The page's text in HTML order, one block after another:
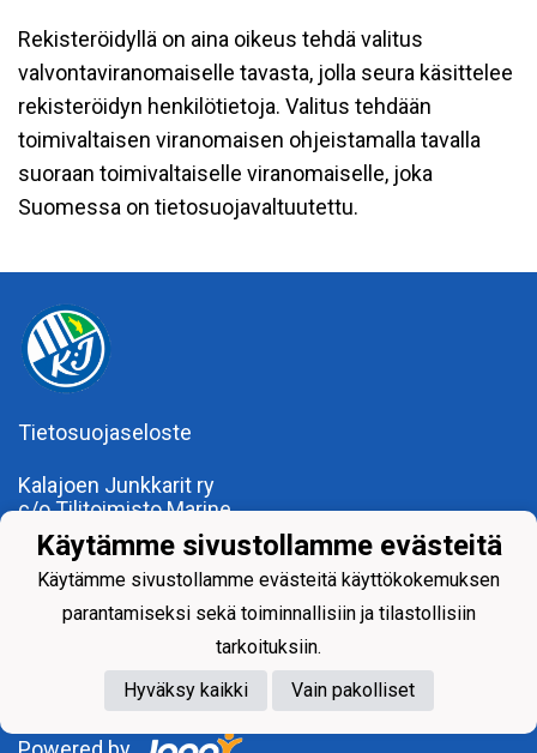
Rekisteröidyllä on aina oikeus tehdä valitus
valvontaviranomaiselle tavasta, jolla seura käsittelee
rekisteröidyn henkilötietoja. Valitus tehdään
toimivaltaisen viranomaisen ohjeistamalla tavalla
suoraan toimivaltaiselle viranomaiselle, joka
Suomessa on tietosuojavaltuutettu.
Tietosuojaseloste
Kalajoen Junkkarit ry
c/o Tilitoimisto Marine
Kalajoentie 34
85100 Kalajoki
Y-tunnus 0185922-0
Yhdistysrekisterinumero 120.904
Käytämme sivustollamme evästeitä
Käytämme sivustollamme evästeitä käyttökokemuksen
parantamiseksi sekä toiminnallisiin ja tilastollisiin
tarkoituksiin.
Hyväksy kaikki
Vain pakolliset